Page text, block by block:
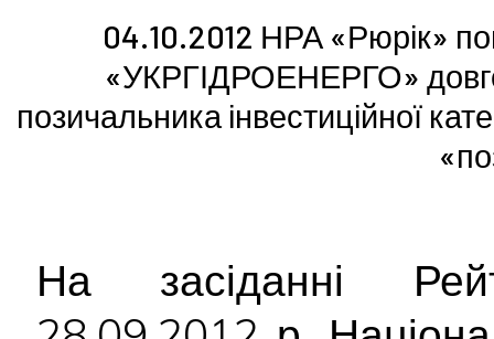
04.10.2012 НРА «Рюрік»
«УКРГІДРОЕНЕРГО»
позичальника інвестиційної
На засіданні